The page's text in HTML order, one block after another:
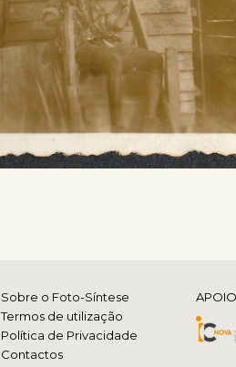
Sobre o Foto-Síntese
Termos de utilização
Política de Privacidade
Contactos